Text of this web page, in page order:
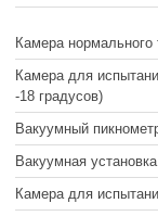
Камера
Камера для
-18 градусов)
Вакуумный
Вакуумная установка
Камера для